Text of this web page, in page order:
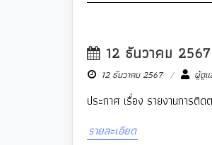
12 ธันวาคม 2567
12 ธันวาคม 2567 ผู้ดูแ
ประกาศ เรื่อง รายงานการ
รายละเอียด